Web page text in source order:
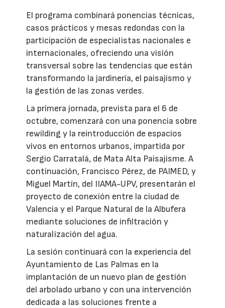
El programa combinará ponencias técnicas,
casos prácticos y mesas redondas con la
participación de especialistas nacionales e
internacionales, ofreciendo una visión
transversal sobre las tendencias que están
transformando la jardinería, el paisajismo y
la gestión de las zonas verdes.
La primera jornada, prevista para el 6 de
octubre, comenzará con una ponencia sobre
rewilding y la reintroducción de espacios
vivos en entornos urbanos, impartida por
Sergio Carratalá, de Mata Alta Paisajisme. A
continuación, Francisco Pérez, de PAIMED, y
Miguel Martín, del IIAMA-UPV, presentarán el
proyecto de conexión entre la ciudad de
Valencia y el Parque Natural de la Albufera
mediante soluciones de infiltración y
naturalización del agua.
La sesión continuará con la experiencia del
Ayuntamiento de Las Palmas en la
implantación de un nuevo plan de gestión
del arbolado urbano y con una intervención
dedicada a las soluciones frente a